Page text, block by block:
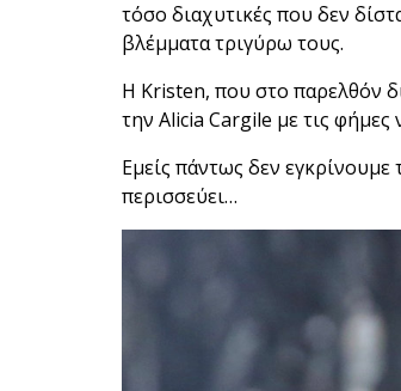
τόσο διαχυτικές που δεν
βλέμματα τριγύρω τους.
Η Kristen, που στο παρελθόν
την Alicia Cargile με τις φήμες
Εμείς πάντως δεν εγκρίνουμε
περισσεύει…